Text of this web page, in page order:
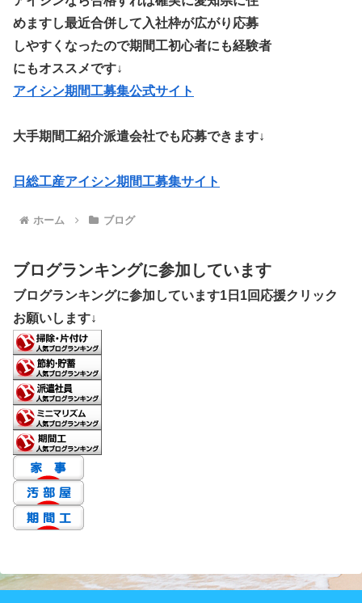
めますし最近合併して入社枠が広がり応募
しやすくなったので期間工初心者にも経験者
にもオススメです↓
アイシン期間工募集公式サイト
大手期間工紹介派遣会社でも応募できます↓
日総工産アイシン期間工募集サイト
ホーム ブログ
ブログランキングに参加しています
ブログランキングに参加しています1日1回応援クリック
お願いします↓